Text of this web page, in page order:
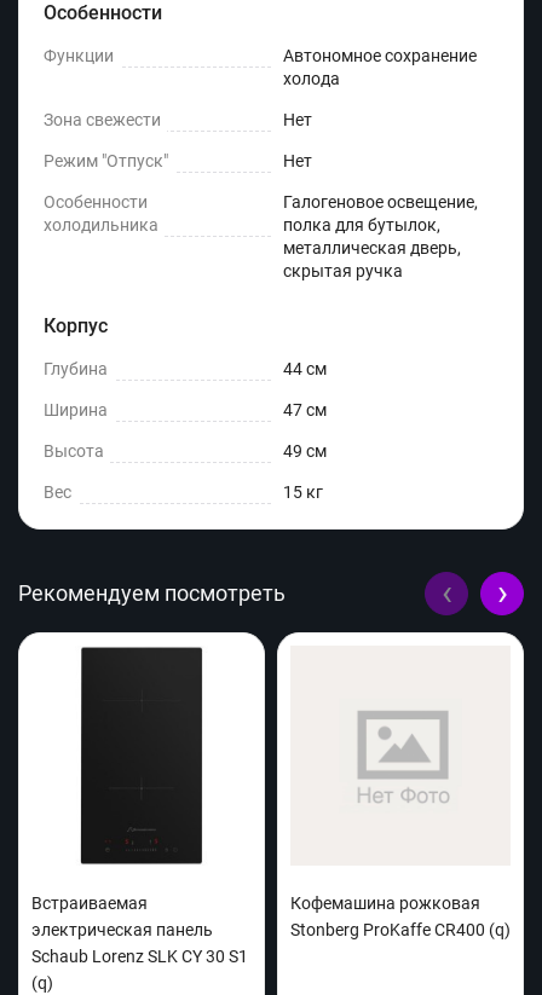
Особенности
Функции
Автономное сохранение
холода
Зона свежести Нет
Режим "Отпуск" Нет
Особенности
холодильника
Галогеновое освещение,
полка для бутылок,
металлическая дверь,
скрытая ручка
Корпус
Глубина 44 см
Ширина 47 см
Высота 49 см
Вес 15 кг
Рекомендуем посмотреть
Встраиваемая
электрическая панель
Schaub Lorenz SLK CY 30 S1
(q)
Кофемашина рожковая
Stonberg ProKaffe CR400 (q)
‹ ›